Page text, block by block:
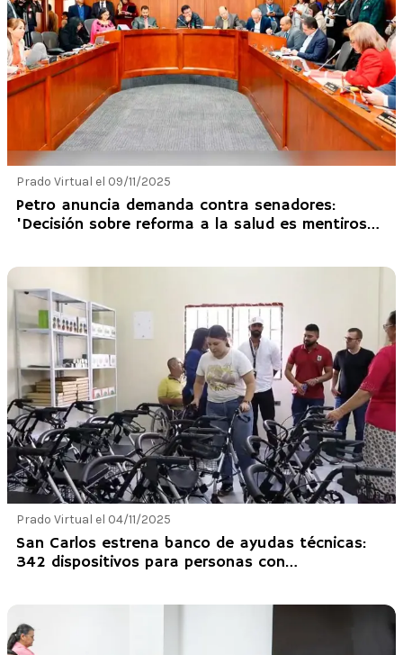
Prado Virtual el 09/11/2025
Petro anuncia demanda contra senadores:
'Decisión sobre reforma a la salud es mentirosa
Prado Virtual el 04/11/2025
San Carlos estrena banco de ayudas técnicas:
342 dispositivos para personas con